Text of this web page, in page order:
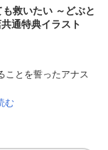
救いたい ～どぶと
通特典イラスト
ことを誓ったアナス
む